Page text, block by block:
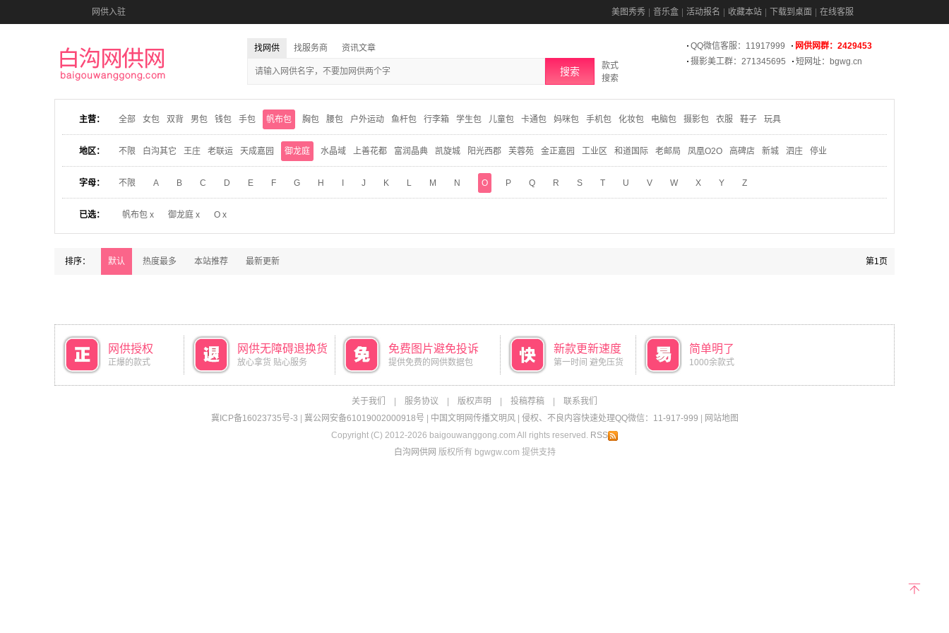
网供入驻 美图秀秀 音乐盒 活动报名 收藏本站 下载到桌面 在线客服
找网供 找服务商 资讯文章
搜索
款式
搜索
QQ微信客服：11917999
网供网群：2429453
摄影美工群：271345695
短网址：bgwg.cn
主营： 全部 女包 双背 男包 钱包 手包 帆布包 胸包 腰包 户外运动 鱼杆包 行李箱 学生包 儿童包 卡通包 妈咪包 手机包 化妆包 电脑包 摄影包 衣服 鞋子 玩具
地区： 不限 白沟其它 王庄 老联运 天成嘉园 御龙庭 水晶域 上善花都 富润晶典 凯旋城 阳光西郡 芙蓉苑 金正嘉园 工业区 和道国际 老邮局 凤凰O2O 高碑店 新城 泗庄 停业
字母： 不限 A B C D E F G H J K L M N O P Q R S T U V W X Y Z
已选： 帆布包 x 御龙庭 x O x
排序： 默认 热度最多 本站推荐 最新更新 第1页
网供授权
正爆的款式
网供无障碍退换货
放心拿货 贴心服务
免费图片避免投诉
提供免费的网供数据包
新款更新速度
第一时间 避免压货
简单明了
1000余款式
关于我们 服务协议 版权声明 投稿荐稿
联系我们
冀ICP备16023735号-3
冀公网安备61019002000918号 中国文明网传播文明风| 侵权、不良内容快速处理QQ微信：11-917-999
网站地图
Copyright (C) 2012-2026 baigouwanggong.com All rights reserved. RSS
白沟网供网 版权所有 bgwgw.com 提供支持